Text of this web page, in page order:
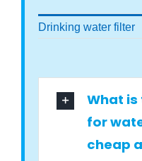
Drinking water filter
What
for
cheap